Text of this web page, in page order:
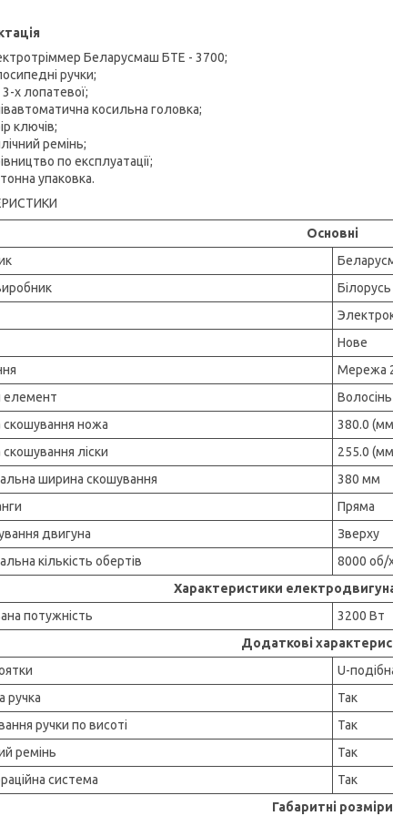
Беларусмаш БТЕ - 3700;
ручки;
3-х лопатевої;
косильна головка;
ключів;
ремінь;
по експлуатації;
упаковка.
Основні
Білорусь
Нове
Мережа
елемент
Волосінь
ножа
380.0
ліски
255.0
ширина скошування
380 мм
Пряма
двигуна
Зверху
кількість обертів
8000 об/
Характеристики
потужність
3200 Вт
Додаткові
U-
ручка
Так
ручки по висоті
Так
ремінь
Так
система
Так
Габаритні розміри